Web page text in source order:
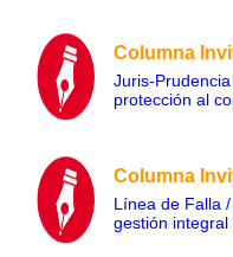
Columna
Juris-
protección al
Columna
Línea de Falla
gestión integral